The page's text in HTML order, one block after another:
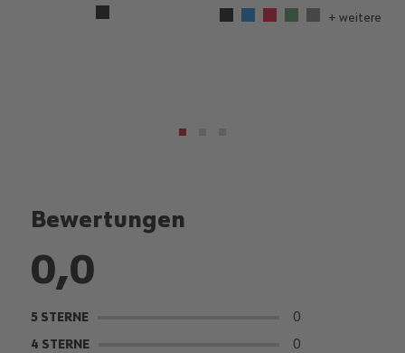
+ weitere
Bewertungen
0,0
5 STERNE 0
4 STERNE 0